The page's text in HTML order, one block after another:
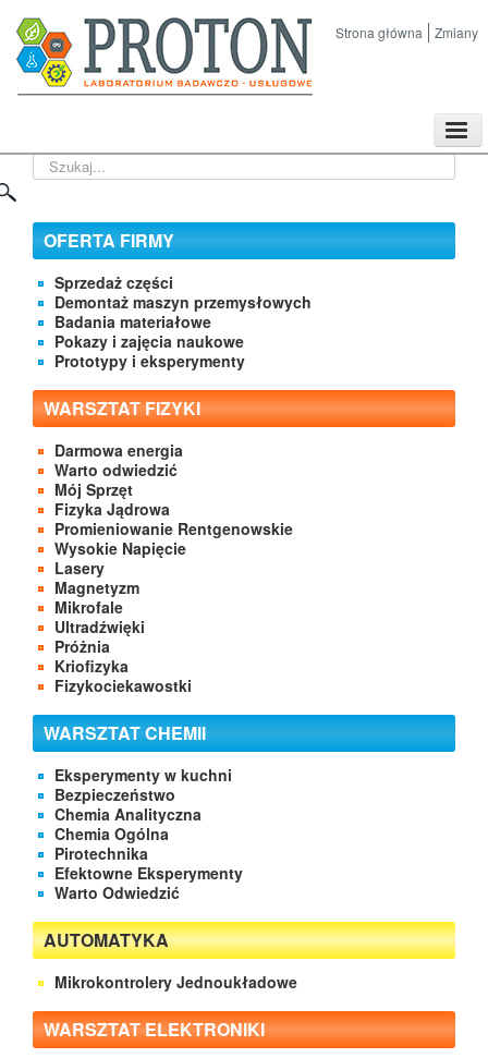
Strona główna Zmiany
Kontakt
Szukaj...
OFERTA FIRMY
Sprzedaż części
Demontaż maszyn przemysłowych
Badania materiałowe
Pokazy i zajęcia naukowe
Prototypy i eksperymenty
WARSZTAT FIZYKI
Darmowa energia
Warto odwiedzić
Mój Sprzęt
Fizyka Jądrowa
Promieniowanie Rentgenowskie
Wysokie Napięcie
Lasery
Magnetyzm
Mikrofale
Ultradźwięki
Próżnia
Kriofizyka
Fizykociekawostki
WARSZTAT CHEMII
Eksperymenty w kuchni
Bezpieczeństwo
Chemia Analityczna
Chemia Ogólna
Pirotechnika
Efektowne Eksperymenty
Warto Odwiedzić
AUTOMATYKA
Mikrokontrolery Jednoukładowe
WARSZTAT ELEKTRONIKI